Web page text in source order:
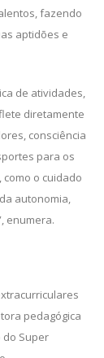
fazendo
aptidões e
de atividades,
diretamente
consciência
para os
o cuidado
autonomia,
enumera.
pedagógica
do Super